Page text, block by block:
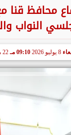
محافظ قنا
النواب
09:10 مـ 22 محرّم 1448